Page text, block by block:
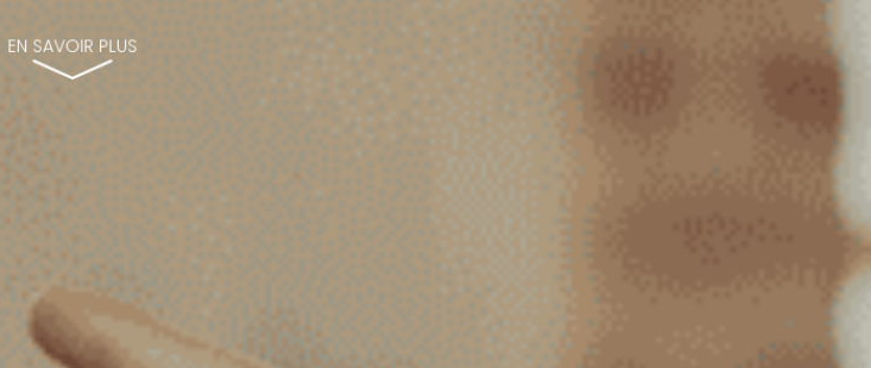
EN SAVOIR PLUS